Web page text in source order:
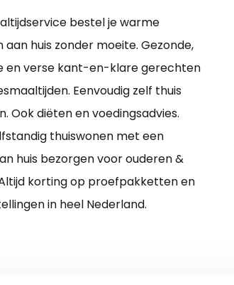
bestel je warme
aan huis zonder moeite. Gezonde,
en verse kant-en-klare gerechten
Eenvoudig zelf thuis
Ook diëten en voedingsadvies.
thuiswonen met een
huis bezorgen voor ouderen &
korting op proefpakketten en
in heel Nederland.